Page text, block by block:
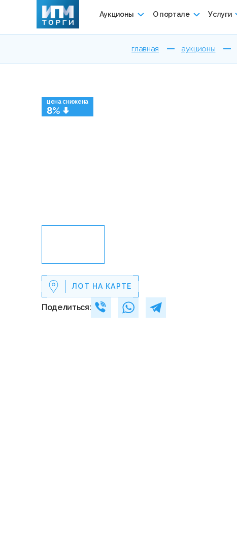
Аукционы О портале Услуги
главная аукционы
цена снижена
8%
ЛОТ НА КАРТЕ
Поделиться: